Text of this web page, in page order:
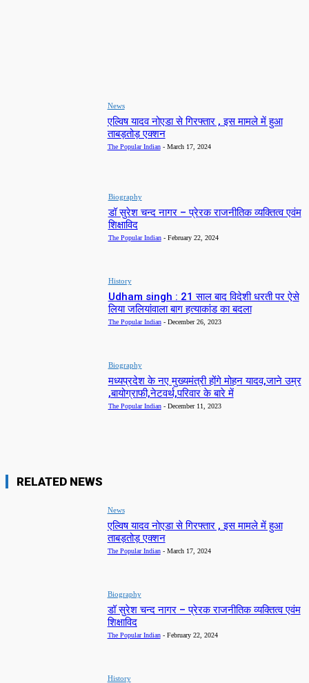
News
एल्विष यादव नोएडा से गिरफ्तार , इस मामले में हुआ
ताबड़तोड़ एक्शन
The Popular Indian - March 17, 2024
Biography
डॉ सुरेश चन्द नागर – प्रेरक राजनीतिक व्यक्तित्व एवंम
शिक्षाविद
The Popular Indian - February 22, 2024
History
Udham singh : 21 साल बाद विदेशी धरती पर ऐसे
लिया जलियांवाला बाग हत्याकांड का बदला
The Popular Indian - December 26, 2023
Biography
मध्यप्रदेश के नए मुख्यमंत्री होंगे मोहन यादव,जाने उम्र
,बायोग्राफी,नेटवर्थ,परिवार के बारे में
The Popular Indian - December 11, 2023
RELATED NEWS
News
एल्विष यादव नोएडा से गिरफ्तार , इस मामले में हुआ
ताबड़तोड़ एक्शन
The Popular Indian - March 17, 2024
Biography
डॉ सुरेश चन्द नागर – प्रेरक राजनीतिक व्यक्तित्व एवंम
शिक्षाविद
The Popular Indian - February 22, 2024
History